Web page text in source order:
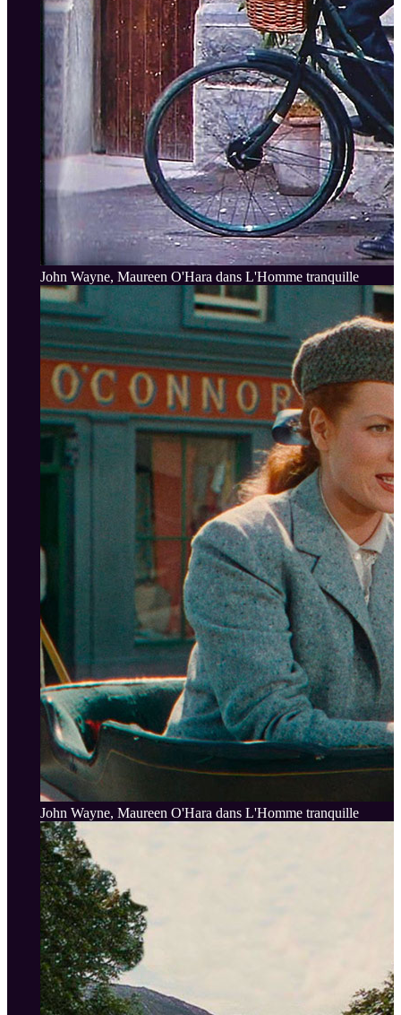
John Wayne, Maureen O'Hara dans L'Homme tranquille
John Wayne, Maureen O'Hara dans L'Homme tranquille